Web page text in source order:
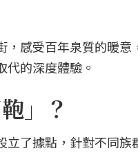
感受百年泉質的暖
的深度體驗。
」？
立了據點，針對不同